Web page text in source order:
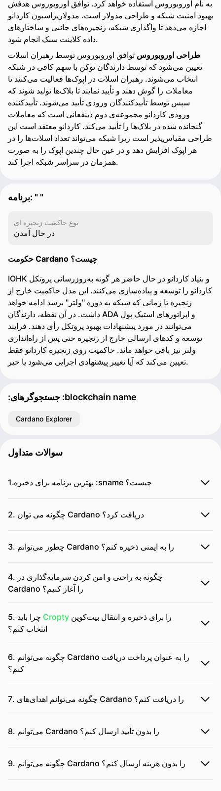
به نام اوروبوروس استفاده خواهد کرد. توافق اوروبوروس هدفش
بهبود امنیت شبکه و طراحی مدولار است. مدولاریزاسیون کاردانو
اجازه می‌دهد تا واگذاری شبکه، زنجیره‌های جانبی و ساختارهای
داده کلاینت سبک انجام شود.
طراحی اوروبوروس توافق اوروبوروس توسط رهبران اسلات
تعیین می‌شود که توسط دارندگان توکن با سهم کافی در شبکه
انتخاب می‌شوند. رهبران اسلات در اپوک‌ها فعالیت می‌کنند تا
معاملات را گوش دهند و تأیید نمایند تا بلاک‌ها تولید شوند که
سپس توسط تأییدکنندگان ورودی تأیید می‌شوند. تأییدکننده
ورودی کاردانو مجموعه‌ی دوم ذینفعانی است که معاملات
گنجانده شده در بلاک‌ها را تأیید می‌کند. کاردانو معتقد است این
طراحی مقیاس‌پذیر است زیرا شبکه می‌تواند تعداد اسلات‌ها را در
هر اپوک افزایش دهد و در عین حال چندین اپوک را به صورت
همزمان در سراسر شبکه اجرا کند.
برنامه: " "
نوع حاکمیت زنجیره ای
در حال آمدن
حکومت Cardano چیست؟
IOHK و بنیاد کاردانو در حال حاضر هر گونه به‌روزرسانی پروتکل
کاردانو را توسعه و پیاده‌سازی می‌کنند. این مدل حاکمیت خارج از
زنجیره تا زمانی که شبکه به دوره "ولتر" برسد ادامه خواهد
داشت. در آن نقطه، دارندگان ADA و اپراتورهای استیک پول
می‌توانند در مورد پیشنهادات بهبود پروتکل رأی دهند. فرایند
توسعه و کدهای ارسالی خارج از زنجیره حتی پس از راه‌اندازی
ولتر نیز باقی خواهد ماند. حاکمیت روی زنجیره کاردانو فقط
تعیین می‌کند که آیا تغییر پیشنهادی اجرایی می‌شود یا خیر.
:جستجوگرهای :blockchain name
Cardano Explorer
سوالات متداول
1.بهترین برنامه برای ذخیره :sname چیست؟
2. چگونه می توان Cardano دریافت کرد؟
3. چطور می‌توانم Cardano را به ایمنی ذخیره کنم؟
4. چگونه به راحتی و امن کردن سرمایه‌گذاری در
Cardano را آغاز کنیم؟
Cropty
انتخاب کنم؟
6. چگونه می‌توانم Cardano را به عنوان پرداخت دریافت
کنم؟
7. چگونه می‌توانم اهدای‌های Cardano را دریافت کنم؟
8. می‌توانم Cardano را بدون تأیید ارسال کنم؟
9. چگونه می‌توانم Cardano را بدون هزینه ارسال کنم؟